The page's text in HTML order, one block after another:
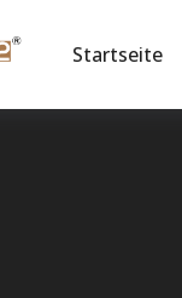
Startseite